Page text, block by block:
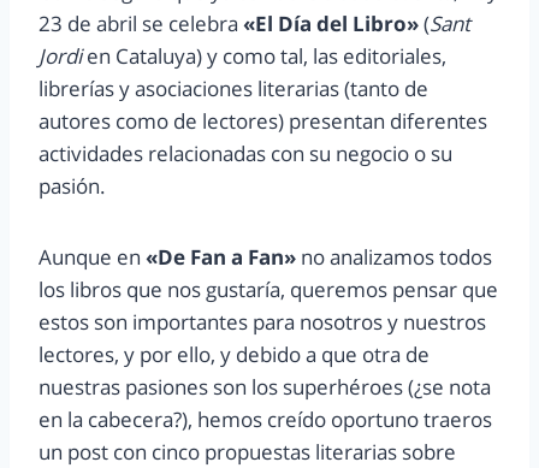
23 de abril se celebra «El Día del Libro»(Sant
Jordien Cataluya) y como tal, las editoriales,
librerías y asociaciones literarias (tanto de
autores como de lectores) presentan diferentes
actividades relacionadas con su negocio o su
pasión.
Aunque en «De Fan a Fan» no analizamos todos
los libros que nos gustaría, queremos pensar que
estos son importantes para nosotros y nuestros
lectores, y por ello, y debido a que otra de
nuestras pasiones son los superhéroes (¿se nota
en la cabecera?), hemos creído oportuno traeros
un post con cinco propuestas literarias sobre